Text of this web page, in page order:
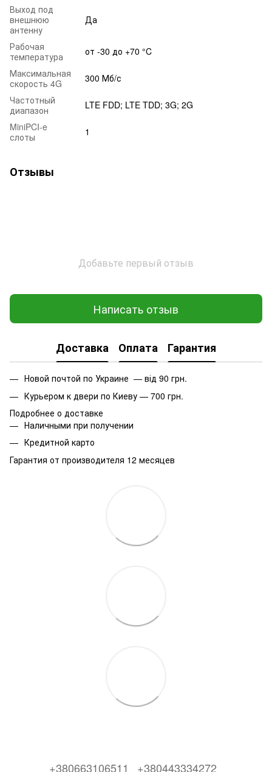
Выход под
внешнюю
антенну
Да
Рабочая
температура
от -30 до +70 °C
Максимальная
скорость 4G
300 Мб/с
Частотный
диапазон
LTE FDD; LTE TDD; 3G; 2G
MiniPCI-e
слоты
1
Отзывы
Добавьте первый отзыв
Написать отзыв
Доставка Оплата Гарантия
Новой почтой по Украине — від 90 грн.
Курьером к двери по Киеву — 700 грн.
Подробнее о доставке
Наличными при получении
Кредитной карто
Гарантия от производителя 12 месяцев
+380663106511 +380443334272